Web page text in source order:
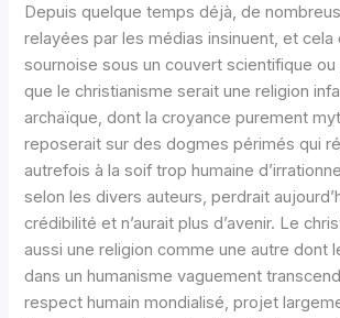
Depuis quelque temps déjà, de
relayées par les médias insinuent, et cela
sournoise sous un couvert scientifique
que le christianisme serait une religion
archaïque, dont la croyance purement
reposerait sur des dogmes périmés qui
autrefois à la soif trop humaine
selon les divers auteurs, perdrait
crédibilité et n’aurait plus d’avenir. Le
aussi une religion comme une autre dont
dans un humanisme vaguement
respect humain mondialisé, projet